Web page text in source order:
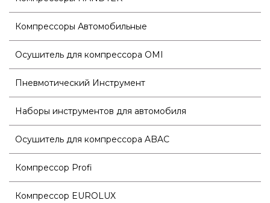
Компрессоры Автомобильные
Осушитель для компрессора OMI
Пневмотический Инструмент
Наборы инструментов для автомобиля
Осушитель для компрессора ABAC
Компрессор Profi
Компрессор EUROLUX